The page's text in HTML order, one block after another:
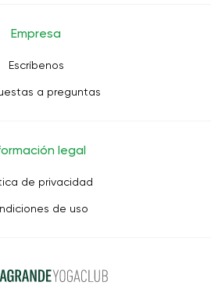
Empresa
Escríbenos
a preguntas
legal
de privacidad
de uso